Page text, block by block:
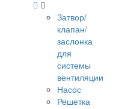
Затвор/
клапан/
заслонка
для
системы
вентиляции
Насос
Решетка